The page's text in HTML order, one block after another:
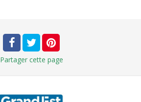
Partager cette page